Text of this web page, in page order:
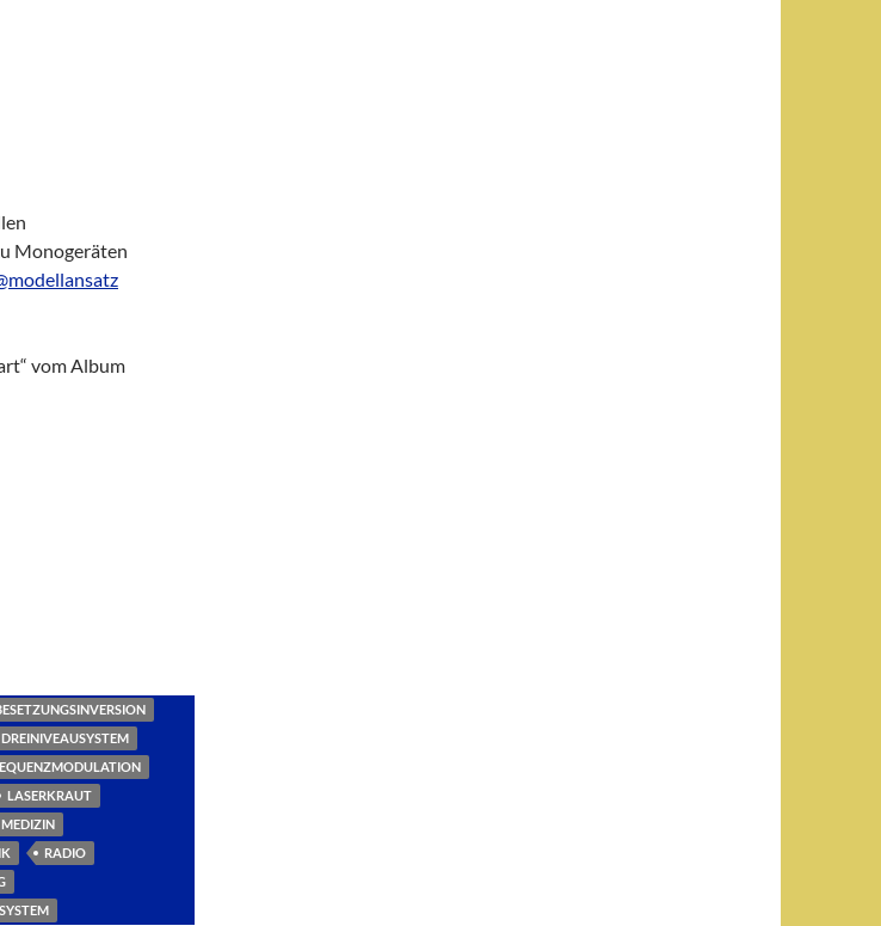
Monogeräten
vom Album
DREINIVEAUSYSTEM
LASERKRAUT
MEDIZIN
RADIO